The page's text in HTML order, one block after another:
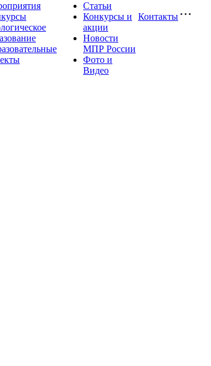
Статьи
Конкурсы и
акции
Новости
МПР России
Фото и
Видео
Контакты